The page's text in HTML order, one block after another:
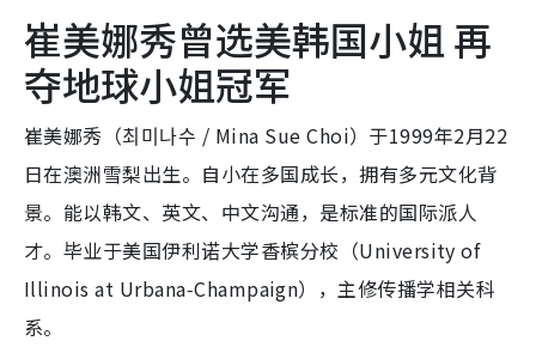
崔美娜秀曾选美韩国小姐 再
夺地球小姐冠军
崔美娜秀（최미나수 / Mina Sue Choi）于1999年2月22
日在澳洲雪梨出生。自小在多国成长，拥有多元文化背
景。能以韩文、英文、中文沟通，是标准的国际派人
才。毕业于美国伊利诺大学香槟分校（University of
Illinois at Urbana‑Champaign），主修传播学相关科
系。